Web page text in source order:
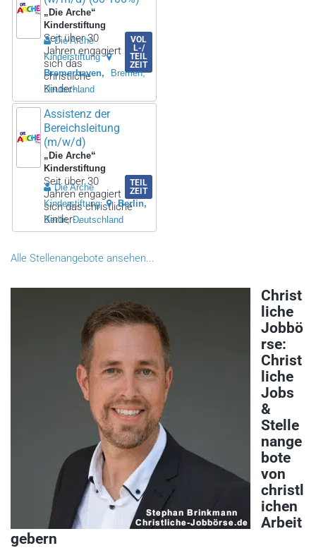
„Die Arche“
Kinderstiftung
VOL
L-/
TEIL
ZEIT
Seit über 30
Jahren engagiert
sich das
christliche
Kinder- ..
Die Arche
Kinderstiftung
Bremerhaven
Bremen,
Deutschland
Assistenz der
Bereichsleitung
(m/w/d)
„Die Arche“
Kinderstiftung
TEIL
ZEIT
Seit über 30
Jahren engagiert
sich das christliche
Kinder- ..
Die Arche
Kinderstiftung
Berlin
Berlin, Deutschland
Alle Stellenangebote ansehen...
Christ
liche
Jobbö
rse:
Christ
liche
Jobs
&
Stelle
nange
bote
von
christl
ichen
Arbeit
gebern